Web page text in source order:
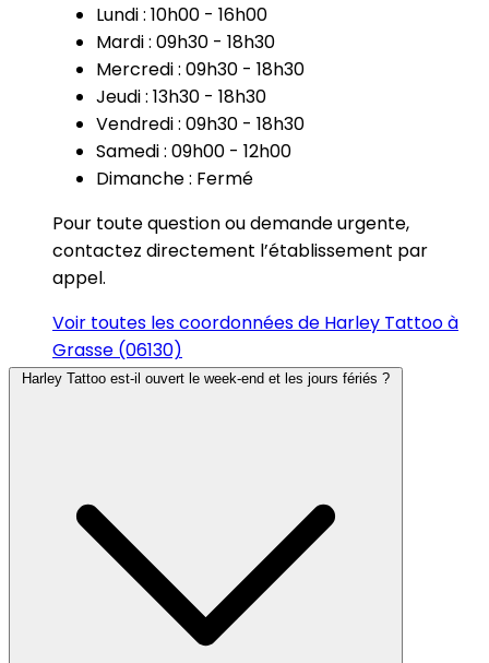
Lundi : 10h00 - 16h00
Mardi : 09h30 - 18h30
Mercredi : 09h30 - 18h30
Jeudi : 13h30 - 18h30
Vendredi : 09h30 - 18h30
Samedi : 09h00 - 12h00
Dimanche : Fermé
Pour toute question ou demande urgente,
contactez directement l’établissement par
appel.
Voir toutes les coordonnées de Harley Tattoo à
Grasse (06130)
Harley Tattoo est-il ouvert le week-end et les jours fériés ?